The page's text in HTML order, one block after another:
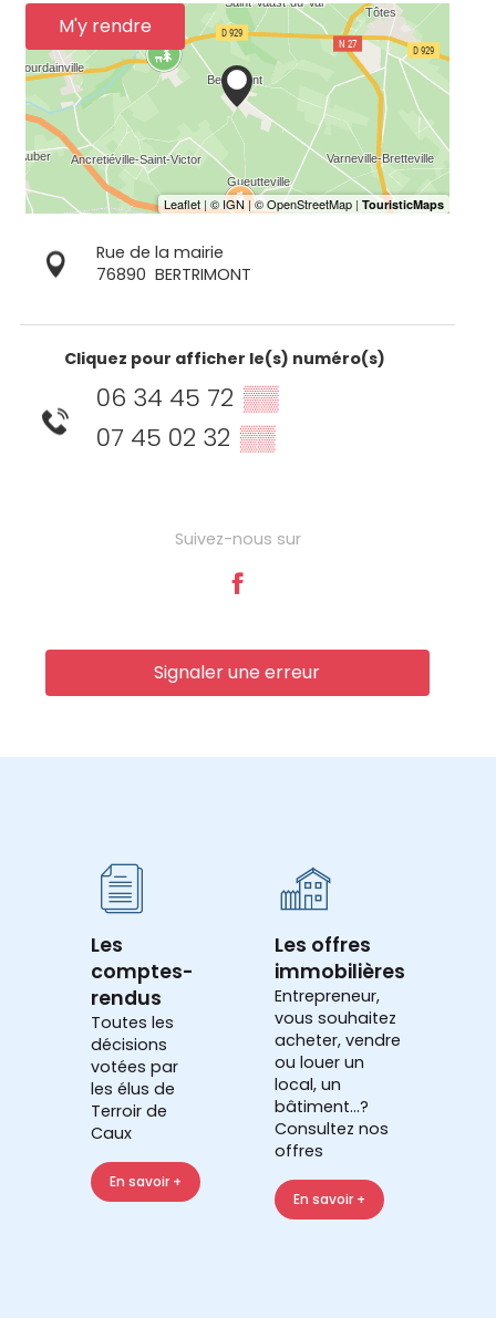
M'y rendre
Rue de la mairie
76890 BERTRIMONT
Cliquez pour afficher le(s) numéro(s)
06 34 45 72 ▒▒
07 45 02 32 ▒▒
Suivez-nous sur
Signaler une erreur
Les
comptes-
rendus
Toutes les
décisions
votées par
les élus de
Terroir de
Caux
En savoir +
Les offres
immobilières
Entrepreneur,
vous souhaitez
acheter, vendre
ou louer un
local, un
bâtiment...?
Consultez nos
offres
En savoir +